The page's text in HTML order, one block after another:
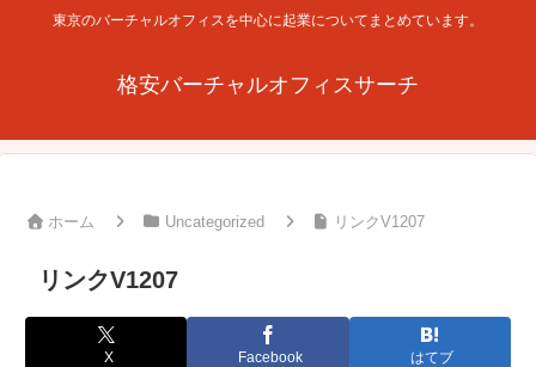
東京のバーチャルオフィスを中心に起業についてまとめています。
格安バーチャルオフィスサーチ
ホーム Uncategorized リンクV1207
リンクV1207
X Facebook はてブ